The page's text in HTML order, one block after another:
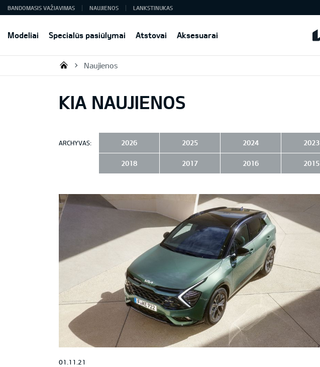
Modeliai Specialūs pasiūlymai Atstovai Aksesuarai
BANDOMASIS VAŽIAVIMAS NAUJIENOS LANKSTINUKAS
KIA AUTO AS
Naujienos
KIA NAUJIENOS
ARCHYVAS: 2026 2025 2024 2023
2018 2017 2016 2015
01.11.21